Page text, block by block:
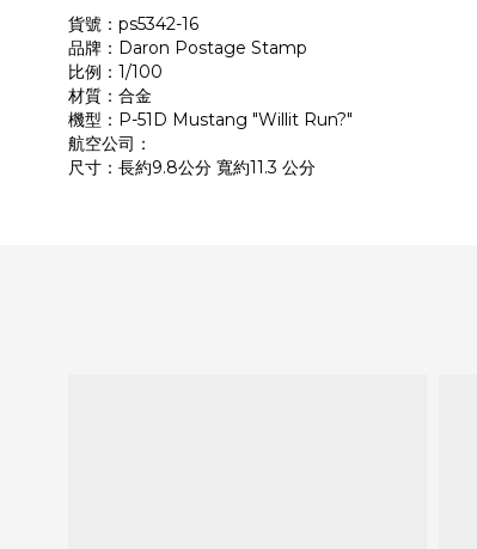
貨號：ps5342-16
品牌：Daron Postage Stamp
比例：1/100
材質：合金
機型：P-51D Mustang "Willit Run?"
航空公司：
尺寸：長約9.8公分 寬約11.3 公分